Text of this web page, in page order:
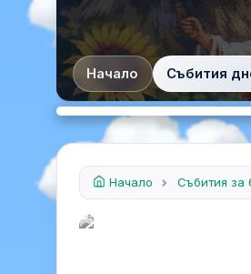
Начало Събития
Начало Събития за